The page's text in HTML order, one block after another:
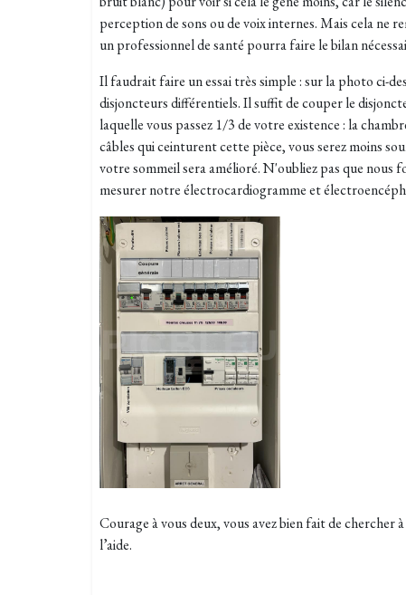
perception de sons ou de voix internes. Mais cela ne
un professionnel de santé pourra faire le bilan
Il faudrait faire un essai très simple : sur la photo ci-
disjoncteurs différentiels. Il suffit de couper le
laquelle vous passez 1/3 de votre existence : la
câbles qui ceinturent cette pièce, vous serez moins
votre sommeil sera amélioré. N'oubliez pas que
mesurer notre électrocardiogramme et
Courage à vous deux, vous avez bien fait de chercher
l’aide.